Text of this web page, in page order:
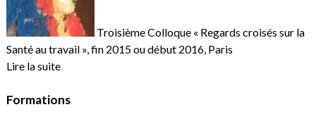
Troisième Colloque « Regards croisés sur la
Santé au travail », fin 2015 ou début 2016, Paris
Lire la suite
Formations